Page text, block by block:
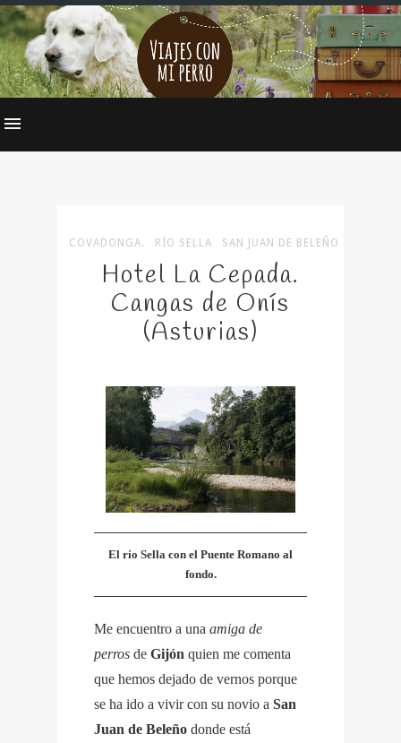
COVADONGA. RÍO SELLA SAN JUAN DE BELEÑO
Hotel La Cepada.
Cangas de Onís
(Asturias)
El río Sella con el Puente Romano al
fondo.
Me encuentro a una amiga de
perros de Gijón quien me comenta
que hemos dejado de vernos porque
se ha ido a vivir con su novio a San
Juan de Beleño donde está